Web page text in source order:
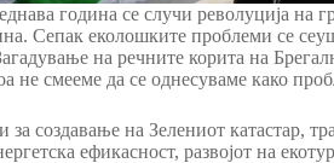
година се случи револуција на
Сепак еколошките проблеми се
на речните корита на
не смееме да се однесуваме како
за создавање на Зелениот катастар,
ефикасност, развојот на